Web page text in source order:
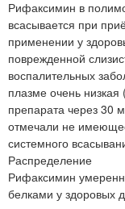
Рифаксимин в
всасывается при
применении у
поврежденной
воспалительных
плазме очень
препарата через 30
отмечали не
системного
Распределение
Рифаксимин
белками у здоровых